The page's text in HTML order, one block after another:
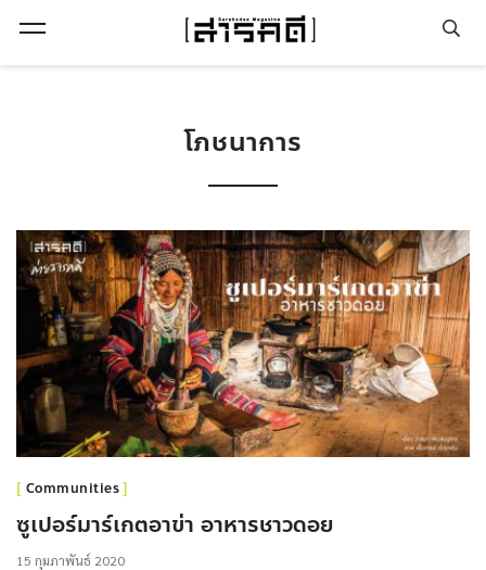
โภชนาการ
Communities
ซูเปอร์มาร์เกตอาข่า อาหารชาวดอย
15 กุมภาพันธ์ 2020